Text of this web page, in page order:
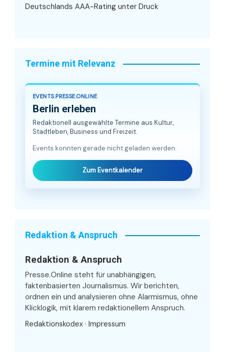
Deutschlands AAA-Rating unter Druck
Termine mit Relevanz
EVENTS.PRESSE.ONLINE
Berlin erleben
Redaktionell ausgewählte Termine aus Kultur,
Stadtleben, Business und Freizeit.
Events konnten gerade nicht geladen werden.
Zum Eventkalender
Redaktion & Anspruch
Redaktion & Anspruch
Presse.Online steht für unabhängigen,
faktenbasierten Journalismus. Wir berichten,
ordnen ein und analysieren ohne Alarmismus, ohne
Klicklogik, mit klarem redaktionellem Anspruch.
Redaktionskodex · Impressum